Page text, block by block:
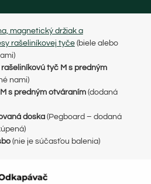
magnetický držiak a
rašeliníkovej tyče(biele alebo
tyč M s predným
nami)
s predným otváraním(dodaná
doska(Pegboard – dodaná
(nie je súčasťou balenia)